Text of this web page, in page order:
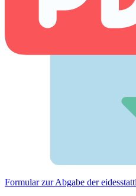
Formular zur Abgabe der